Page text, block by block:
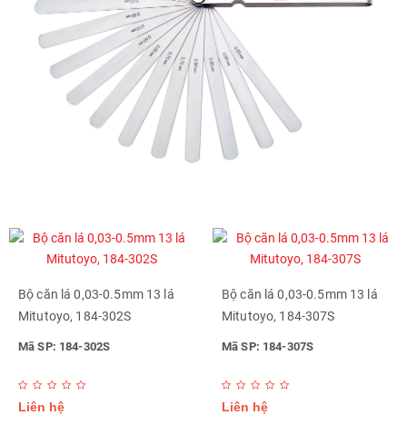
Bộ căn lá 0,03-0.5mm 13 lá
Mitutoyo, 184-302S
Mã SP: 184-302S
Liên hệ
Bộ căn lá 0,03-0.5mm 13 lá
Mitutoyo, 184-307S
Mã SP: 184-307S
Liên hệ